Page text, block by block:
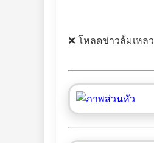
❌ โหลดข่าวล้มเหลว